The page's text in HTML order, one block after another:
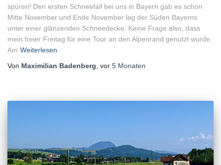
spüren! Den ersten Schneefall bei uns in Bayern gab es schon
Mitte November und Ende November lag der Süden Bayerns
unter einer glänzenden Schneedecke. Keine Frage also, dass
mein freier Freitag für eine Tour an den Alpenrand genutzt wurde.
Am Weiterlesen
Von Maximilian Badenberg , vor 5 Monaten